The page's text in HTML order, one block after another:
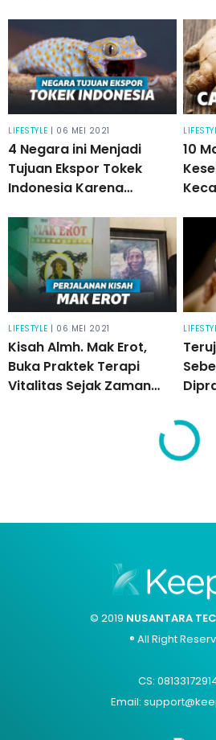
LIFESTYLE | 06 MEI 2021
4 Negara ini Menjadi
Tujuan Ekspor Tokek
Indonesia Karena
10
LIFESTYLE | 06 MEI 2021
Kisah Almh. Mak Erot,
Buka Praktek Terapi
Vitalitas Sejak Zaman
© 2019 NUSANTARA
® All Right
CS:
Email: